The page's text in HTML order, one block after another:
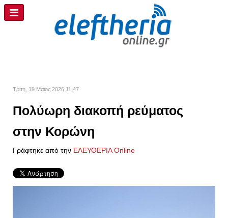
Τρίτη, 19 Μαϊος 2026 11:47
Πολύωρη διακοπή ρεύματος
στην Κορώνη
Γράφτηκε από την ΕΛΕΥΘΕΡΙΑ Online